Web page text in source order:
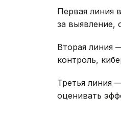
Первая линия
за выявление,
Вторая линия
контроль,
Третья линия
оценивать